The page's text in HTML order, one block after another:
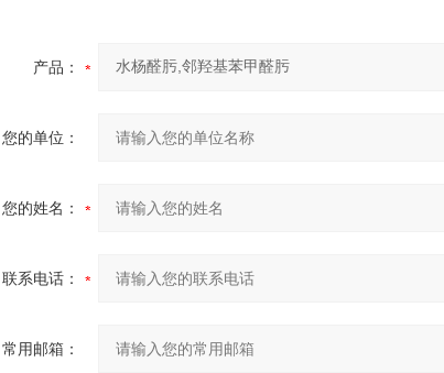
产品：
您的单位：
您的姓名：
联系电话：
常用邮箱：